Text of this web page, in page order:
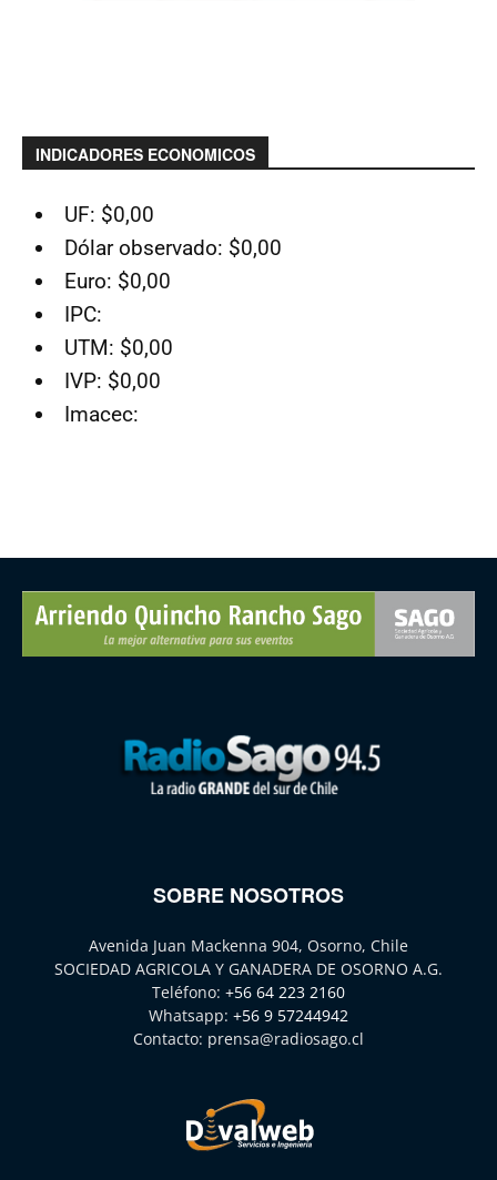
INDICADORES ECONOMICOS
UF: $0,00
Dólar observado: $0,00
Euro: $0,00
IPC:
UTM: $0,00
IVP: $0,00
Imacec:
SOBRE NOSOTROS
Avenida Juan Mackenna 904, Osorno, Chile
SOCIEDAD AGRICOLA Y GANADERA DE OSORNO A.G.
Teléfono: +56 64 223 2160
Whatsapp: +56 9 57244942
Contacto: prensa@radiosago.cl